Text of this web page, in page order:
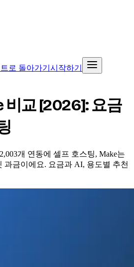
로 돌아가기 시작하기
비교 [2026]: 요금
개 연동에 셀프 호스팅, Make는
과금이에요. 요금과 AI, 용도별 추천